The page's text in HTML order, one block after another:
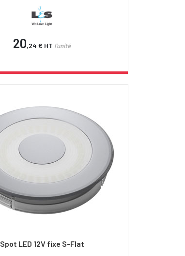
20,24 € HT l'unité
Spot LED 12V fixe S-Flat